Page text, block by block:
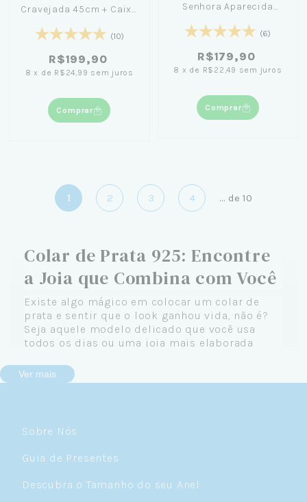
Cravejada 45cm + Caixa
(10)
R$199,90
8 x de R$24,99 sem juros
Comprar
Senhora Aparecida
45cm
(6)
R$179,90
8 x de R$22,49 sem juros
Comprar
1 2 3 4 ... de 10
Colar de Prata 925: Encontre
a Joia que Combina com Você
Existe algo mágico em colocar um colar de
prata e sentir que o look ganhou vida, não é?
Seja aquele modelo delicado que você usa
todos os dias ou uma joia mais elaborada
prata 925 tem o poder de transformar qualquer
produção — e, de quebra, expressar quem você
conta uma história. A sua. E é por isso que
prata feminino pensados para acompanhar
manhã corrido ao jantar mais sofisticado.
Ver mais
Sobre Nós
Guia de Presentes
Descubra o Tamanho do seu Anel